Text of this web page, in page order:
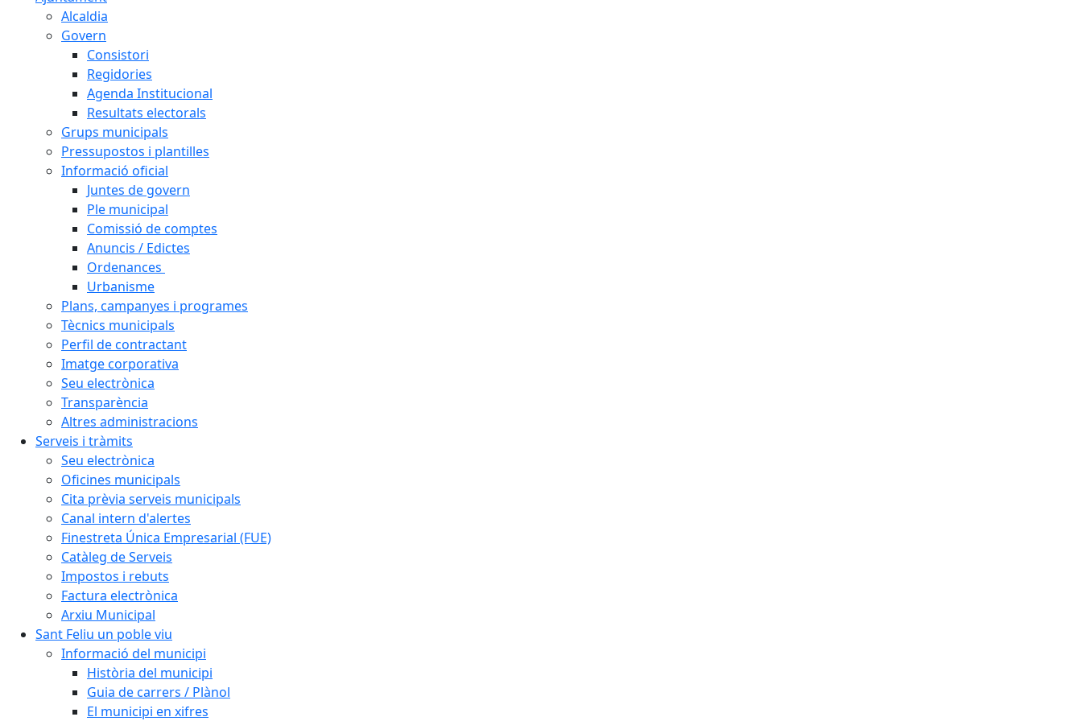
Alcaldia
Govern
Consistori
Regidories
Agenda Institucional
Resultats electorals
Grups municipals
Pressupostos i plantilles
Informació oficial
Juntes de govern
Ple municipal
Comissió de comptes
Anuncis / Edictes
Ordenances
Urbanisme
Plans, campanyes i programes
Tècnics municipals
Perfil de contractant
Imatge corporativa
Seu electrònica
Transparència
Altres administracions
Serveis i tràmits
Seu electrònica
Oficines municipals
Cita prèvia serveis municipals
Canal intern d'alertes
Finestreta Única Empresarial (FUE)
Catàleg de Serveis
Impostos i rebuts
Factura electrònica
Arxiu Municipal
Sant Feliu un poble viu
Informació del municipi
Història del municipi
Guia de carrers / Plànol
El municipi en xifres